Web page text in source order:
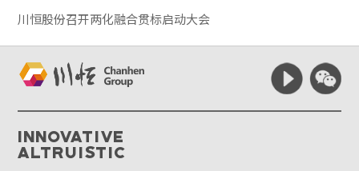
川恒股份召开两化融合贯标启动大会
Innovative
Altruistic